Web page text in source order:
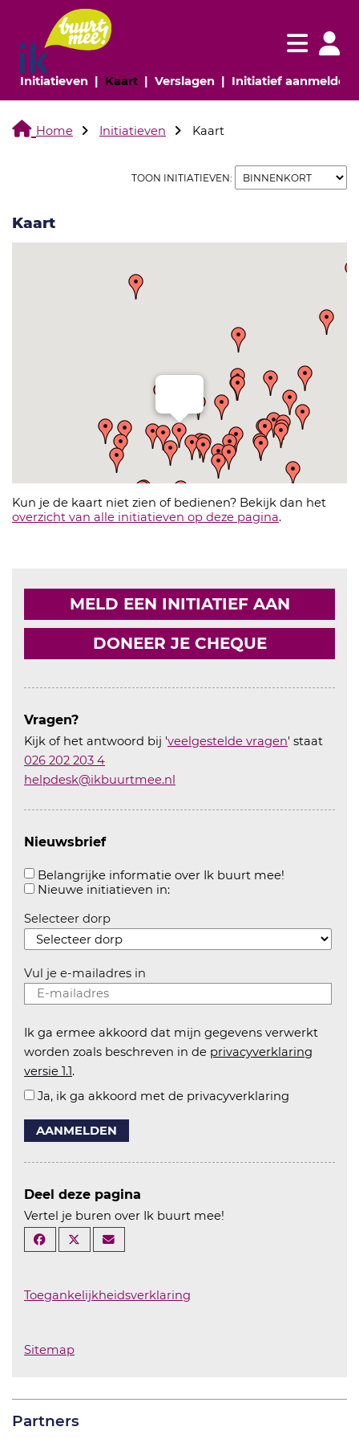
Initiatieven(huidige pagina)
Kaart(huidige pagina)
Verslagen(huidige pagina)
Initiatief aanmelden
Navigatie
Home Initiatieven Kaart
TOON INITIATIEVEN:
Kaart
Kun je de kaart niet zien of bedienen? Bekijk dan het
overzicht van alle initiatieven op deze pagina.
MELD EEN INITIATIEF AAN
DONEER JE CHEQUE
Vragen?
Kijk of het antwoord bij 'veelgestelde vragen' staat
026 202 203 4
helpdesk@ikbuurtmee.nl
Nieuwsbrief
Belangrijke informatie over Ik buurt mee!
Nieuwe initiatieven in:Aanvinken om informatie over
Selecteer dorp
Vul je e-mailadres in
Ik ga ermee akkoord dat mijn gegevens verwerkt
worden zoals beschreven in de privacyverklaring
versie 1.1.
Ja, ik ga akkoord met de privacyverklaring
AANMELDEN
Deel deze pagina
Vertel je buren over Ik buurt mee!
Toegankelijkheidsverklaring
Sitemap
Partners